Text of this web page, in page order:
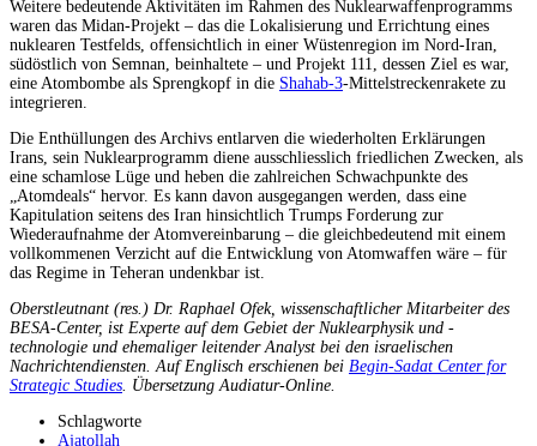
Weitere bedeutende Aktivitäten im Rahmen des Nuklearwaffenprogramms
waren das Midan-Projekt – das die Lokalisierung und Errichtung eines
nuklearen Testfelds, offensichtlich in einer Wüstenregion im Nord-Iran,
südöstlich von Semnan, beinhaltete – und Projekt 111, dessen Ziel es war,
eine Atombombe als Sprengkopf in die Shahab-3-Mittelstreckenrakete zu
integrieren.
Die Enthüllungen des Archivs entlarven die wiederholten Erklärungen
Irans, sein Nuklearprogramm diene ausschliesslich friedlichen Zwecken, als
eine schamlose Lüge und heben die zahlreichen Schwachpunkte des
„Atomdeals“ hervor. Es kann davon ausgegangen werden, dass eine
Kapitulation seitens des Iran hinsichtlich Trumps Forderung zur
Wiederaufnahme der Atomvereinbarung – die gleichbedeutend mit einem
vollkommenen Verzicht auf die Entwicklung von Atomwaffen wäre – für
das Regime in Teheran undenkbar ist.
Oberstleutnant (res.) Dr. Raphael Ofek, wissenschaftlicher Mitarbeiter des
BESA-Center, ist Experte auf dem Gebiet der Nuklearphysik und -
technologie und ehemaliger leitender Analyst bei den israelischen
Nachrichtendiensten. Auf Englisch erschienen bei Begin-Sadat Center for
Strategic Studies . Übersetzung Audiatur-Online.
Schlagworte
Ajatollah